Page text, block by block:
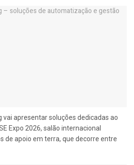
vai apresentar soluções dedicadas ao
Expo 2026, salão internacional
de apoio em terra, que decorre entre